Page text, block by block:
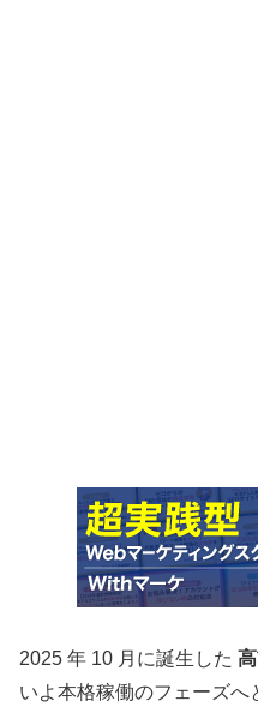
2025 年 10 月に誕生した
いよ本格稼働のフェーズ